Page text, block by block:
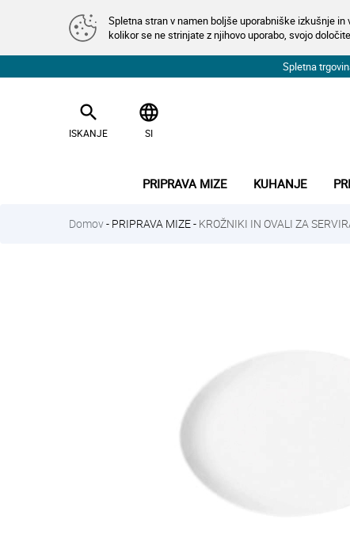
Spletna stran v namen boljše uporabniške izkušnje
kolikor se ne strinjate z njihovo uporabo, svojo
Spletna
search
ISKANJE
language
SI
PRIPRAVA MIZE KUHANJE
Domov- PRIPRAVA MIZE- KROŽNIKI IN OVALI ZA